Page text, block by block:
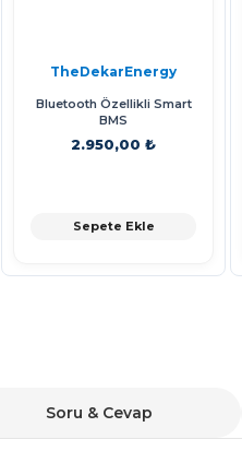
TheDekarEnergy
Bluetooth Özellikli Smart
BMS
2.950,00 ₺
Sepete Ekle
Soru & Cevap